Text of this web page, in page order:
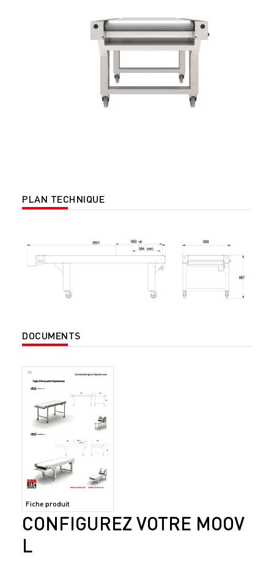
PLAN TECHNIQUE
DOCUMENTS
Fiche produit
CONFIGUREZ VOTRE MOOV
L